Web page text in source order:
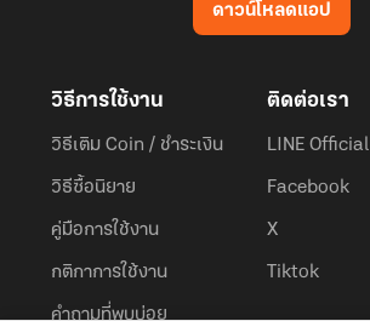
ดาวน์โหลดแอป
วิธีการใช้งาน
วิธีเติม Coin / ชำระเงิน
วิธีซื้อนิยาย
คู่มือการใช้งาน
กติกาการใช้งาน
คำถามที่พบบ่อย
ติดต่อเรา
LINE Official
Facebook
X
Tiktok